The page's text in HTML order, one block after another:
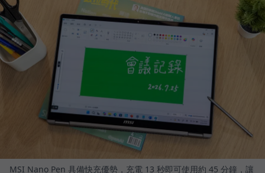
MSI Nano Pen 具備快充優勢，充電 13 秒即可使用約 45 分鐘，讓